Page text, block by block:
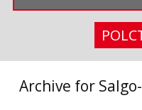
Archive for